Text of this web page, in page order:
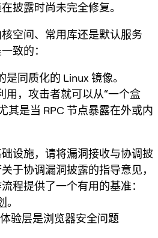
披露时尚未完全修复。
空间、常用库还是默认服务
致的：
同质化的 Linux 镜像。
用，攻击者就可以从“一个盒
其是当 RPC 节点暴露在外或内
设施，请将漏洞接收与协调披
于协调漏洞披露的指导意见，
程提供了一个有用的基准：
。
验层是浏览器安全问题